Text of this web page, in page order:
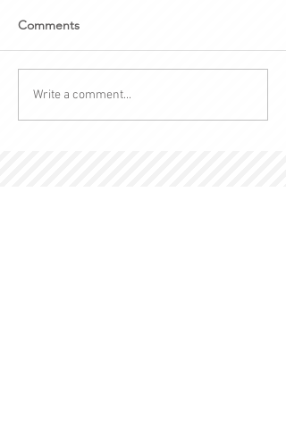
Comments
Write a comment...